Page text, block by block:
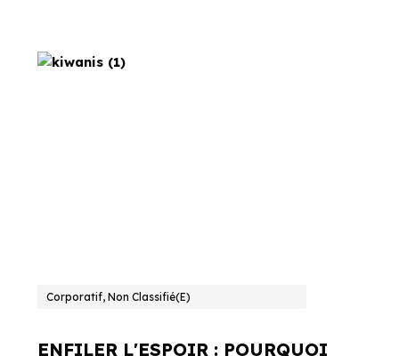
Corporatif, Non Classifié(e)
ENFILER L'ESPOIR : POURQUOI